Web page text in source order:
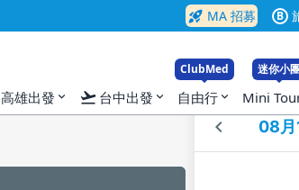
rocket_launch MA 招募 B
高雄出發 expand_more flight_takeoff 台中出發 expand_more
ClubMed
自由行 expand_more
迷你小
Mini